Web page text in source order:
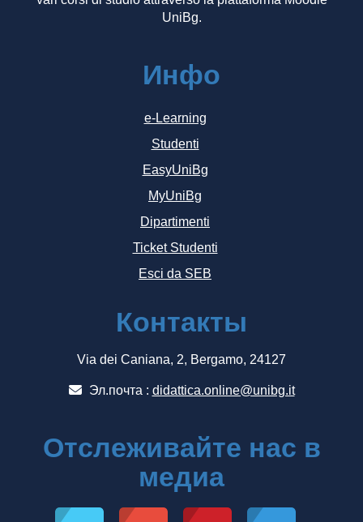
UniBg.
Инфо
e-Learning
Studenti
EasyUniBg
MyUniBg
Dipartimenti
Ticket Studenti
Esci da SEB
Контакты
Via dei Caniana, 2, Bergamo, 24127
Эл.почта : didattica.online@unibg.it
Отслеживайте нас в
медиа